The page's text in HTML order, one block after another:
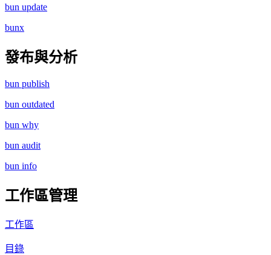
bun update
bunx
發布與分析
bun publish
bun outdated
bun why
bun audit
bun info
工作區管理
工作區
目錄